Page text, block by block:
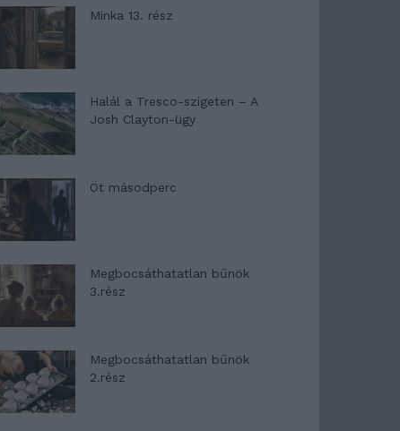
Minka 13. rész
Halál a Tresco-szigeten – A
Josh Clayton-ügy
Öt másodperc
Megbocsáthatatlan bűnök
3.rész
Megbocsáthatatlan bűnök
2.rész